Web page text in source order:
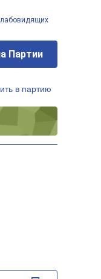
Партии
в партию